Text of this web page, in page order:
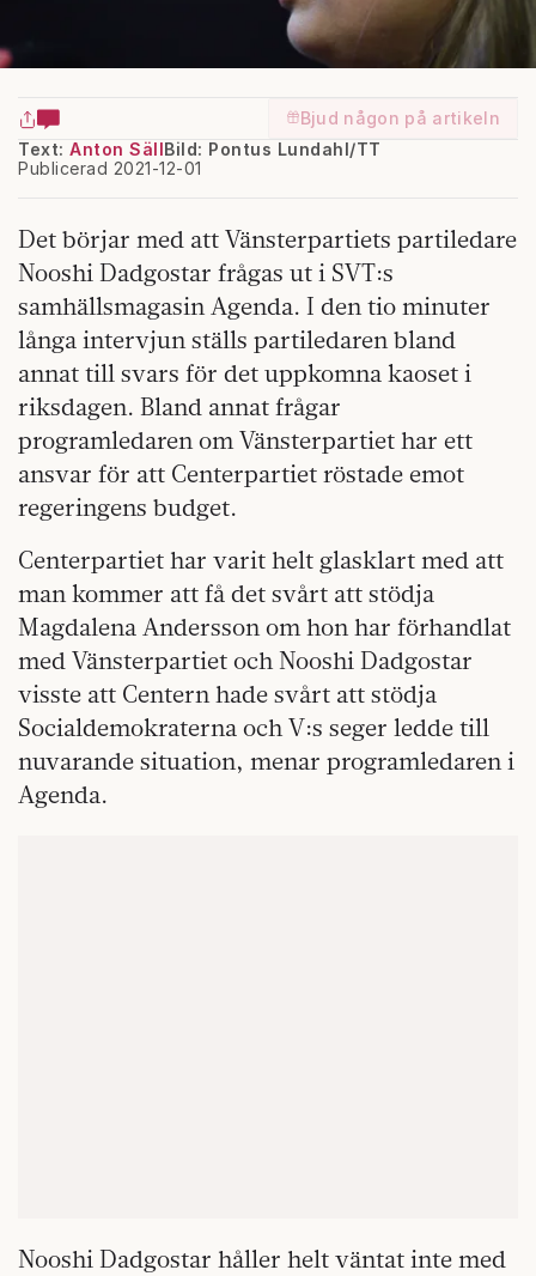
Bjud någon på artikeln
Text: Anton Säll
Publicerad 2021-12-01
Bild: Pontus Lundahl/TT
Det börjar med att Vänsterpartiets partiledare
Nooshi Dadgostar frågas ut i SVT:s
samhällsmagasin Agenda. I den tio minuter
långa intervjun ställs partiledaren bland
annat till svars för det uppkomna kaoset i
riksdagen. Bland annat frågar
programledaren om Vänsterpartiet har ett
ansvar för att Centerpartiet röstade emot
regeringens budget.
Centerpartiet har varit helt glasklart med att
man kommer att få det svårt att stödja
Magdalena Andersson om hon har förhandlat
med Vänsterpartiet och Nooshi Dadgostar
visste att Centern hade svårt att stödja
Socialdemokraterna och V:s seger ledde till
nuvarande situation, menar programledaren i
Agenda.
Nooshi Dadgostar håller helt väntat inte med